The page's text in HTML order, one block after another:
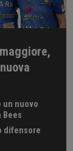
un nuovo
Bees
difensore